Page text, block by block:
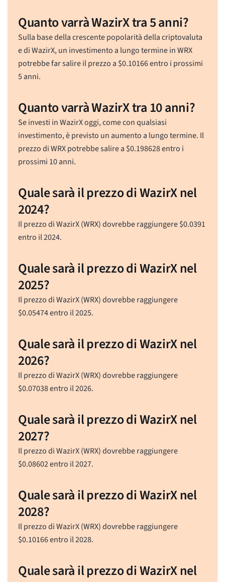
Quanto varrà WazirX tra 5 anni?
Sulla base della crescente popolarità della criptovaluta
e di WazirX, un investimento a lungo termine in WRX
potrebbe far salire il prezzo a $0.10166entro i prossimi
5 anni.
Quanto varrà WazirX tra 10 anni?
Se investi in WazirX oggi, come con qualsiasi
investimento, è previsto un aumento a lungo termine. Il
prezzo di WRX potrebbe salire a $0.198628entro i
prossimi 10 anni.
Quale sarà il prezzo di WazirX nel
2024?
Il prezzo di WazirX (WRX) dovrebbe raggiungere$0.0391
entro il 2024.
Quale sarà il prezzo di WazirX nel
2025?
Il prezzo di WazirX (WRX) dovrebbe raggiungere
$0.05474entro il 2025.
Quale sarà il prezzo di WazirX nel
2026?
Il prezzo di WazirX (WRX) dovrebbe raggiungere
$0.07038entro il 2026.
Quale sarà il prezzo di WazirX nel
2027?
Il prezzo di WazirX (WRX) dovrebbe raggiungere
$0.08602entro il 2027.
Quale sarà il prezzo di WazirX nel
2028?
Il prezzo di WazirX (WRX) dovrebbe raggiungere
$0.10166entro il 2028.
Quale sarà il prezzo di WazirX nel